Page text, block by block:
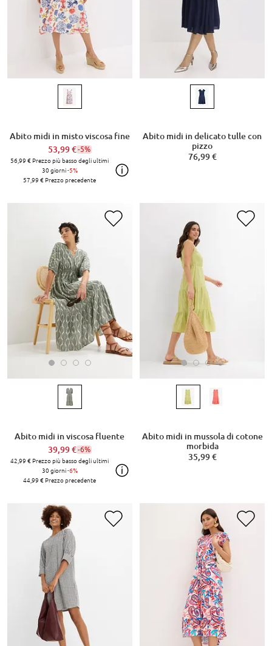
Abito midi in misto viscosa fine
53,99 €-5%
56,99 €Prezzo più basso degli ultimi
30 giorni-5%
57,99 €Prezzo precedente
Abito midi in delicato tulle con
pizzo
76,99 €
Abito midi in viscosa fluente
39,99 €-6%
42,99 €Prezzo più basso degli ultimi
30 giorni-6%
44,99 €Prezzo precedente
Abito midi in mussola di cotone
morbida
35,99 €